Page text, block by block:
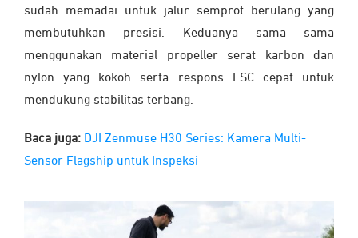
sudah memadai untuk jalur semprot berulang yang
membutuhkan presisi. Keduanya sama sama
menggunakan material propeller serat karbon dan
nylon yang kokoh serta respons ESC cepat untuk
mendukung stabilitas terbang.
Baca juga: DJI Zenmuse H30 Series: Kamera Multi-
Sensor Flagship untuk Inspeksi